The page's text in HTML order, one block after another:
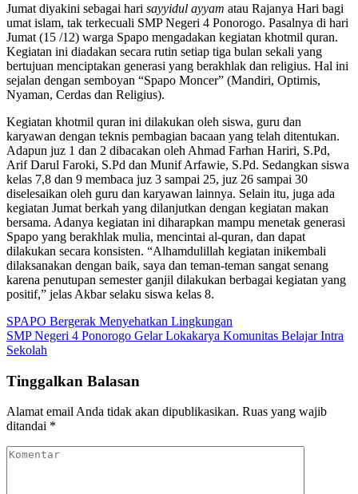
Jumat diyakini sebagai hari sayyidul ayyam atau Rajanya Hari bagi
umat islam, tak terkecuali SMP Negeri 4 Ponorogo. Pasalnya di hari
Jumat (15 /12) warga Spapo mengadakan kegiatan khotmil quran.
Kegiatan ini diadakan secara rutin setiap tiga bulan sekali yang
bertujuan menciptakan generasi yang berakhlak dan religius. Hal ini
sejalan dengan semboyan “Spapo Moncer” (Mandiri, Optimis,
Nyaman, Cerdas dan Religius).
Kegiatan khotmil quran ini dilakukan oleh siswa, guru dan
karyawan dengan teknis pembagian bacaan yang telah ditentukan.
Adapun juz 1 dan 2 dibacakan oleh Ahmad Farhan Hariri, S.Pd,
Arif Darul Faroki, S.Pd dan Munif Arfawie, S.Pd. Sedangkan siswa
kelas 7,8 dan 9 membaca juz 3 sampai 25, juz 26 sampai 30
diselesaikan oleh guru dan karyawan lainnya. Selain itu, juga ada
kegiatan Jumat berkah yang dilanjutkan dengan kegiatan makan
bersama. Adanya kegiatan ini diharapkan mampu menetak generasi
Spapo yang berakhlak mulia, mencintai al-quran, dan dapat
dilakukan secara konsisten. “Alhamdulillah kegiatan inikembali
dilaksanakan dengan baik, saya dan teman-teman sangat senang
karena penutupan semester ganjil dilakukan berbagai kegiatan yang
positif,” jelas Akbar selaku siswa kelas 8.
Navigasi
pos
SPAPO Bergerak Menyehatkan Lingkungan
SMP Negeri 4 Ponorogo Gelar Lokakarya Komunitas Belajar Intra
Sekolah
Tinggalkan Balasan
Alamat email Anda tidak akan dipublikasikan. Ruas yang wajib
ditandai *
Komentar